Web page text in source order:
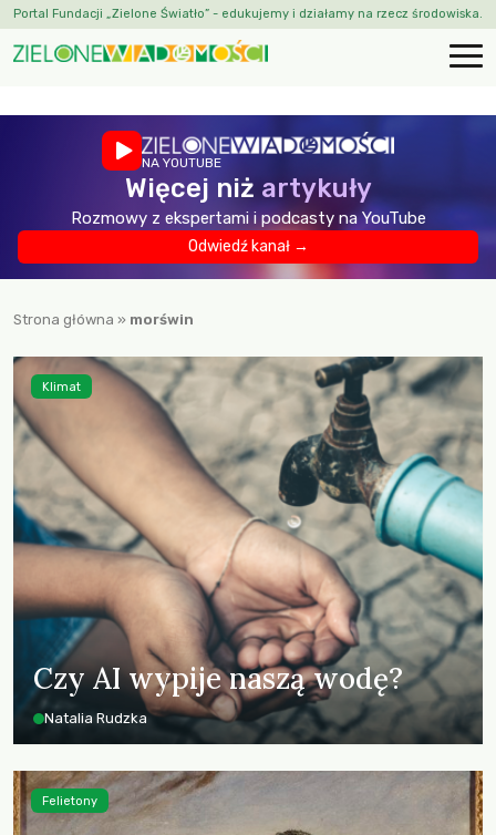
Portal Fundacji „Zielone Światło” - edukujemy i działamy na rzecz środowiska.
NA YOUTUBE
Więcej niż artykuły
Rozmowy z ekspertami i podcasty na YouTube
Odwiedź kanał →
Strona główna » morświn
Czy AI wypije naszą wodę?
Natalia Rudzka
Klimat
Felietony